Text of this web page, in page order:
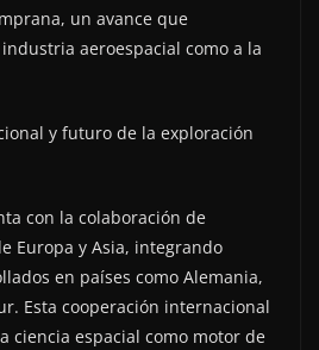
un avance que
aeroespacial como a la
y futuro de la exploración
con la colaboración de
Europa y Asia, integrando
en países como Alemania,
Esta cooperación internacional
ciencia espacial como motor de